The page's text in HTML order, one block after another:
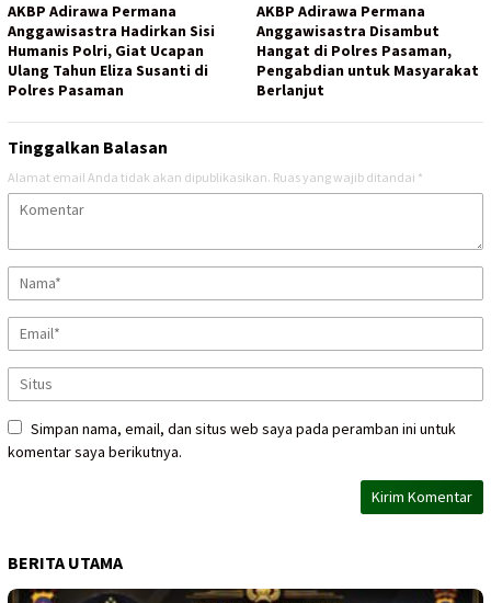
AKBP Adirawa Permana
Anggawisastra Hadirkan Sisi
Humanis Polri, Giat Ucapan
Ulang Tahun Eliza Susanti di
Polres Pasaman
AKBP Adirawa Permana
Anggawisastra Disambut
Hangat di Polres Pasaman,
Pengabdian untuk Masyarakat
Berlanjut
Tinggalkan Balasan
Alamat email Anda tidak akan dipublikasikan. Ruas yang wajib ditandai *
Simpan nama, email, dan situs web saya pada peramban ini untuk
komentar saya berikutnya.
BERITA UTAMA